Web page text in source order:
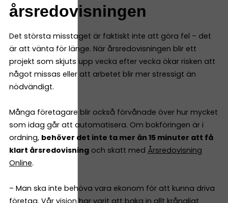
årsredovisningen
Det största misstaget är faktiskt inte att göra fel – det
är att vänta för länge. När årsredovisningen blir ett
projekt som skjuts upp vecka efter vecka ökar risken att
något missas eller att arbetet blir mer stressigt än
nödvändigt.
Många företagare blir också förvånade över hur mycket
som idag går att automatisera. Om bokföringen är i
ordning, behöver det inte ta mer än 15 minuter att få
klart årsredovisning och skatt med Årsredovisning
Online.
– Man ska inte behöva vara ekonom för att kunna driva
företag. Vår vision har varit att baka in allt krångligt